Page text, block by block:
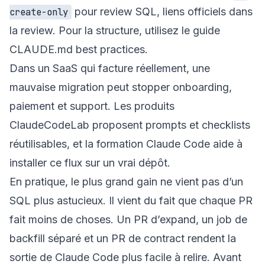
create-only pour review SQL, liens officiels dans
la review. Pour la structure, utilisez le guide
CLAUDE.md best practices.
Dans un SaaS qui facture réellement, une
mauvaise migration peut stopper onboarding,
paiement et support. Les produits
ClaudeCodeLab proposent prompts et checklists
réutilisables, et la formation Claude Code aide à
installer ce flux sur un vrai dépôt.
En pratique, le plus grand gain ne vient pas d’un
SQL plus astucieux. Il vient du fait que chaque PR
fait moins de choses. Un PR d’expand, un job de
backfill séparé et un PR de contract rendent la
sortie de Claude Code plus facile à relire. Avant